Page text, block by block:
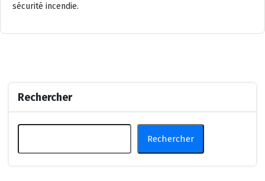
sécurité incendie.
Rechercher
Rechercher